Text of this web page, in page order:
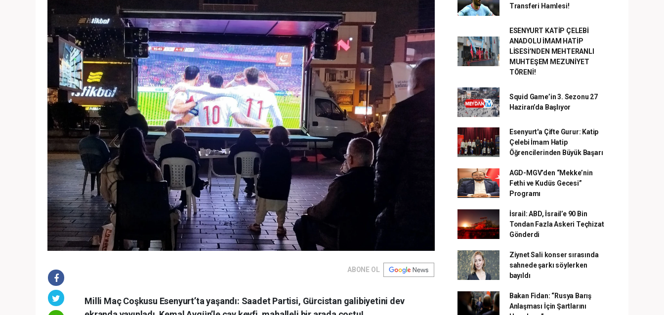
ABONE OL
Milli Maç Coşkusu Esenyurt’ta yaşandı: Saadet Partisi, Gürcistan galibiyetini dev
Transferi Hamlesi!
ESENYURT KATİP ÇELEBİ
ANADOLU İMAM HATİP
LİSESİ’NDEN MEHTERANLI
MUHTEŞEM MEZUNİYET
TÖRENİ!
Squid Game’in 3. Sezonu 27
Haziran’da Başlıyor
Esenyurt'a Çifte Gurur: Katip
Çelebi İmam Hatip
Öğrencilerinden Büyük Başarı
AGD-MGV’den “Mekke’nin
Fethi ve Kudüs Gecesi”
Programı
İsrail: ABD, İsrail’e 90 Bin
Tondan Fazla Askeri Teçhizat
Gönderdi
Ziynet Sali konser sırasında
sahnede şarkı söylerken
bayıldı
Bakan Fidan: “Rusya Barış
Anlaşması İçin Şartlarını